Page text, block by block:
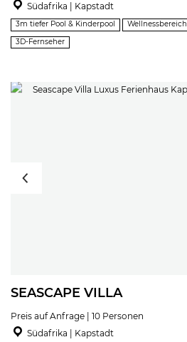
Südafrika | Kapstadt
3m tiefer Pool & Kinderpool Wellnessbereich
3D-Fernseher
SEASCAPE VILLA
Preis auf Anfrage | 10 Personen
Südafrika | Kapstadt